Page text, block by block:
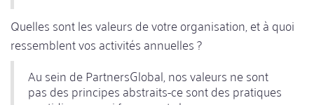
Quelles sont les valeurs de votre organisation, et à quoi
ressemblent vos activités annuelles ?
Au sein de PartnersGlobal, nos valeurs ne sont
pas des principes abstraits-ce sont des pratiques